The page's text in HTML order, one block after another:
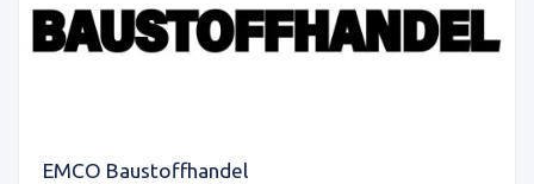
EMCO Baustoffhandel